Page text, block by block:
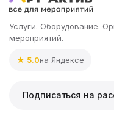
Услуги. Оборудование.
мероприятий.
★ 5.0на Яндексе
Подписаться на